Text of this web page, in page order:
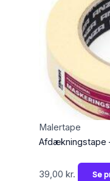
Malertape
Afdækningstape
39,00 kr. Se